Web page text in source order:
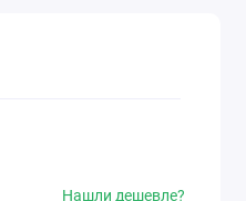
Нашли дешевле?